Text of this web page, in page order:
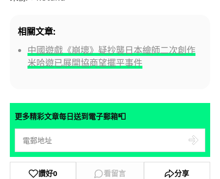
相關文章:
中國遊戲《崩壞》疑抄襲日本繪師二次創作
米哈遊已展開協商望擺平事件
更多精彩文章每日送到電子郵箱📮
讚好0 看留言 分享